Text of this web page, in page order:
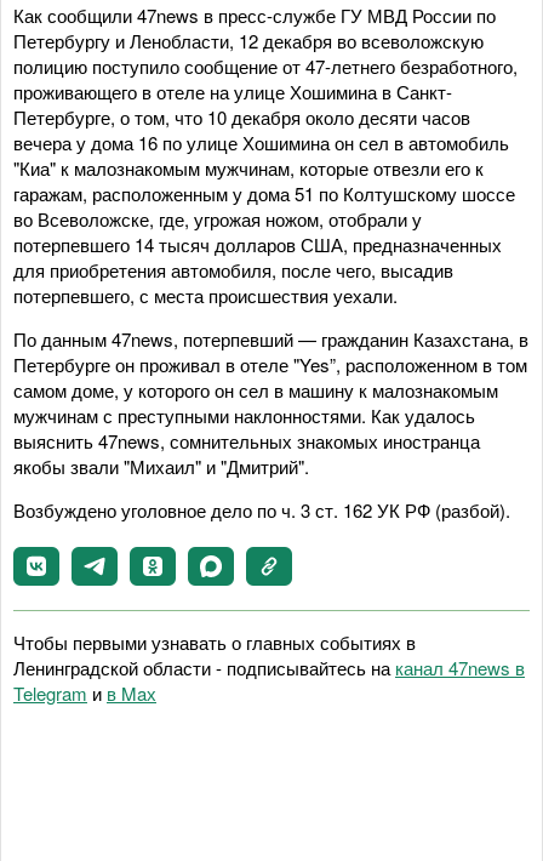
Как сообщили 47news в пресс-службе ГУ МВД России по
Петербургу и Ленобласти, 12 декабря во всеволожскую
полицию поступило сообщение от 47-летнего безработного,
проживающего в отеле на улице Хошимина в Санкт-
Петербурге, о том, что 10 декабря около десяти часов
вечера у дома 16 по улице Хошимина он сел в автомобиль
"Киа" к малознакомым мужчинам, которые отвезли его к
гаражам, расположенным у дома 51 по Колтушскому шоссе
во Всеволожске, где, угрожая ножом, отобрали у
потерпевшего 14 тысяч долларов США, предназначенных
для приобретения автомобиля, после чего, высадив
потерпевшего, с места происшествия уехали.
По данным 47news, потерпевший — гражданин Казахстана, в
Петербурге он проживал в отеле "Yes”, расположенном в том
самом доме, у которого он сел в машину к малознакомым
мужчинам с преступными наклонностями. Как удалось
выяснить 47news, сомнительных знакомых иностранца
якобы звали "Михаил" и "Дмитрий".
Возбуждено уголовное дело по ч. 3 ст. 162 УК РФ (разбой).
Чтобы первыми узнавать о главных событиях в
Ленинградской области - подписывайтесь на канал 47news в
Telegram и в Maх